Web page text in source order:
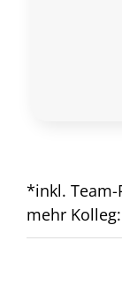
*inkl. Team-
mehr